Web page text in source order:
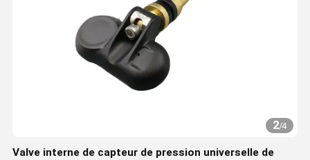
2/4
Valve interne de capteur de pression universelle de